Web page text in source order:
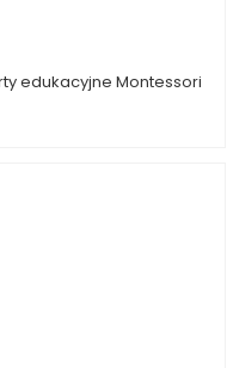
edukacyjne Montessori